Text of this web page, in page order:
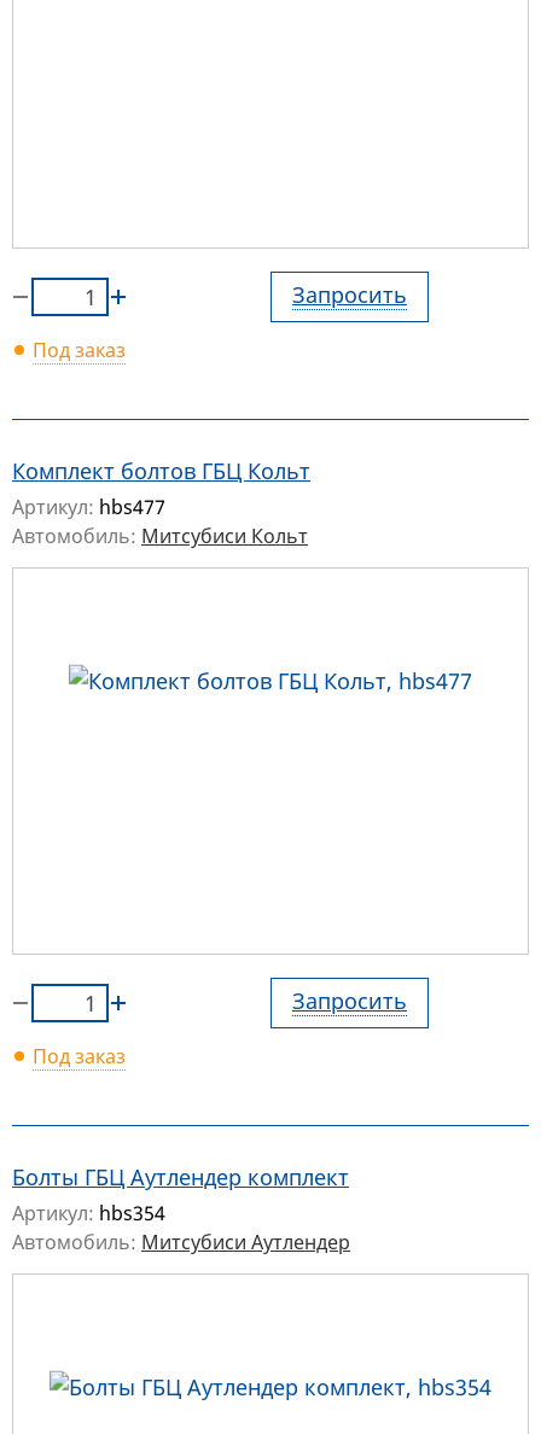
Запросить
Под заказ
Комплект болтов ГБЦ Кольт
Артикул: hbs477
Автомобиль: Митсубиси Кольт
Запросить
Под заказ
Болты ГБЦ Аутлендер комплект
Артикул: hbs354
Автомобиль: Митсубиси Аутлендер